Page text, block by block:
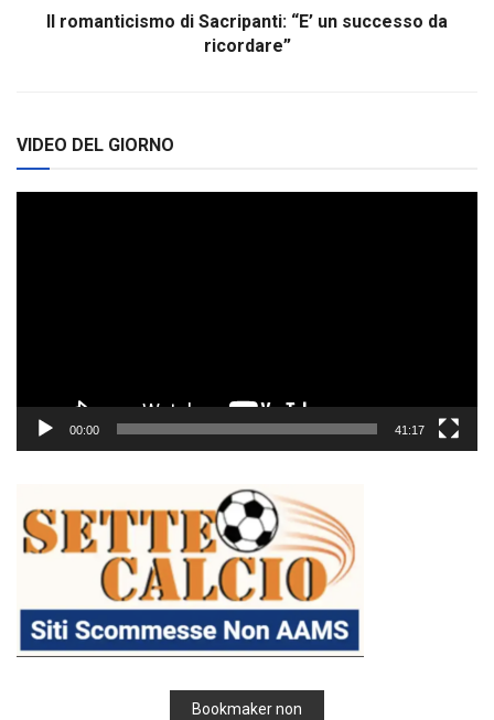
Il romanticismo di Sacripanti: “E’ un successo da
ricordare”
VIDEO DEL GIORNO
00:00 41:17
Bookmaker non